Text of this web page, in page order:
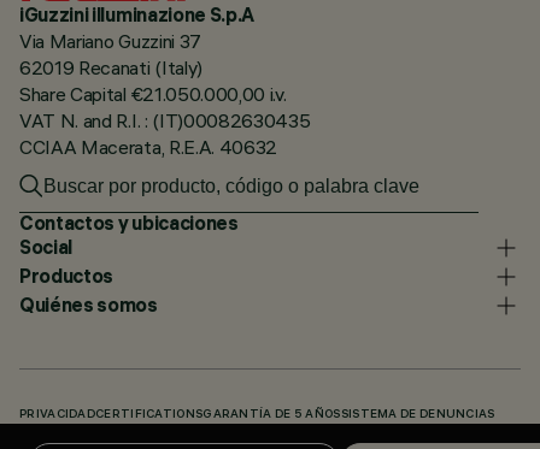
iGuzzini illuminazione S.p.A
Via Mariano Guzzini 37
62019 Recanati (Italy)
Share Capital €21.050.000,00 i.v.
VAT N. and R.I. : (IT)00082630435
CCIAA Macerata, R.E.A. 40632
Contactos y ubicaciones
Social
Productos
Quiénes somos
PRIVACIDADCERTIFICATIONSGARANTÍA DE 5 AÑOS SISTEMA DE DENUNCIAS